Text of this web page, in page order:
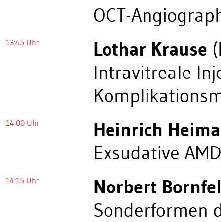
OCT-
13:45 Uhr Lothar Krause
Intravitreale
14:00 Uhr
Heinrich
Exsudative
14:15 Uhr
Norbert
Sonderformen